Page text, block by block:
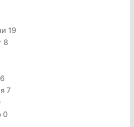
19
8
7
0